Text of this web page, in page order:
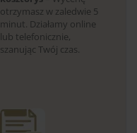
otrzymasz w zaledwie 5
minut. Działamy online
lub telefonicznie,
szanując Twój czas.